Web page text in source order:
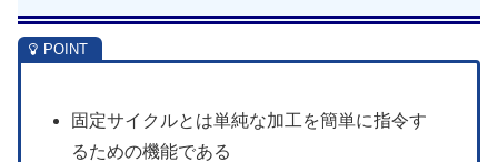
固定サイクルとは単純な加工を簡単に指令す
るための機能である